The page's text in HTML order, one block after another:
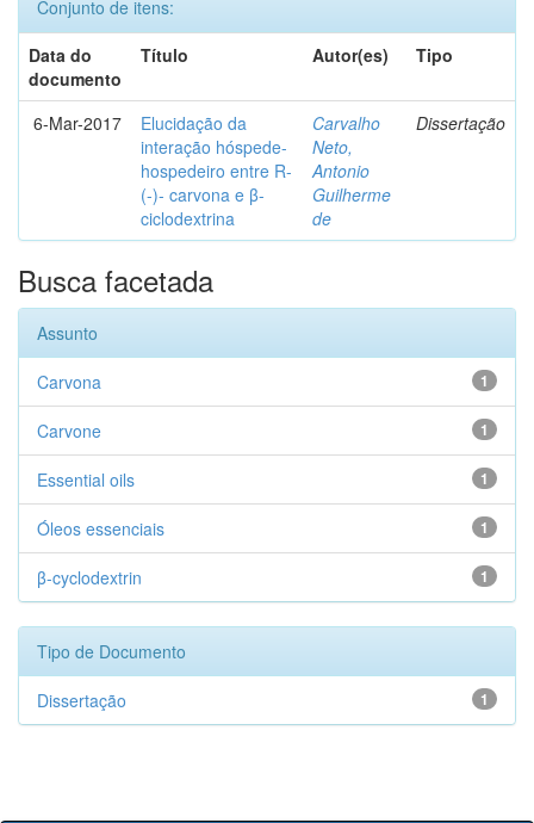
Conjunto de itens:
Data do
documento
Título Autor(es) Tipo
6-Mar-2017
Elucidação da
interação hóspede-
hospedeiro entre R-
(-)- carvona e β-
ciclodextrina
Carvalho
Neto,
Antonio
Guilherme
de
Dissertação
Busca facetada
Assunto
1
Carvona
1
Carvone
1
Essential oils
1
Óleos essenciais
1
β-cyclodextrin
Tipo de Documento
1
Dissertação